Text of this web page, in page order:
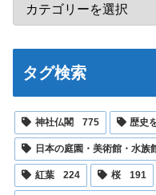
タグ検索
神社仏閣 775 歴史
日本の庭園・美術館・水族
紅葉 224 桜 191